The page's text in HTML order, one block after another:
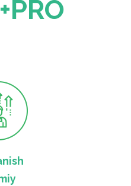
+PRO